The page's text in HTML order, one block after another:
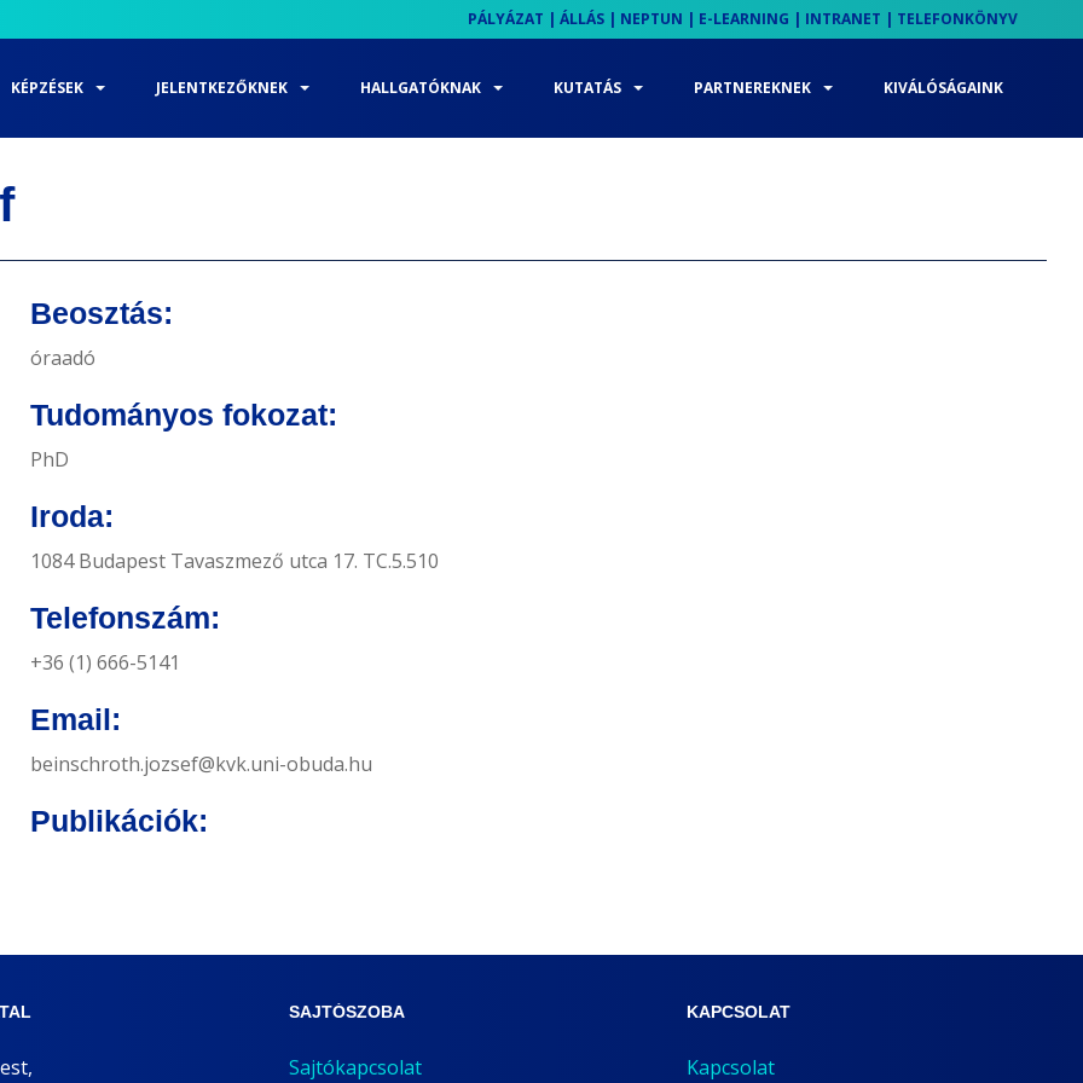
PÁLYÁZAT | ÁLLÁS | NEPTUN | E-LEARNING | INTRANET | TELEFONKÖNYV
KÉPZÉSEK JELENTKEZŐKNEK HALLGATÓKNAK KUTATÁS PARTNEREKNEK KIVÁLÓSÁGAINK
Beosztás:
óraadó
Tudományos fokozat:
PhD
Iroda:
1084 Budapest Tavaszmező utca 17. TC.5.510
Telefonszám:
+36 (1) 666-5141
Email:
beinschroth.jozsef@kvk.uni-obuda.hu
Publikációk:
SAJTÓSZOBA
Sajtókapcsolat
KAPCSOLAT
Kapcsolat